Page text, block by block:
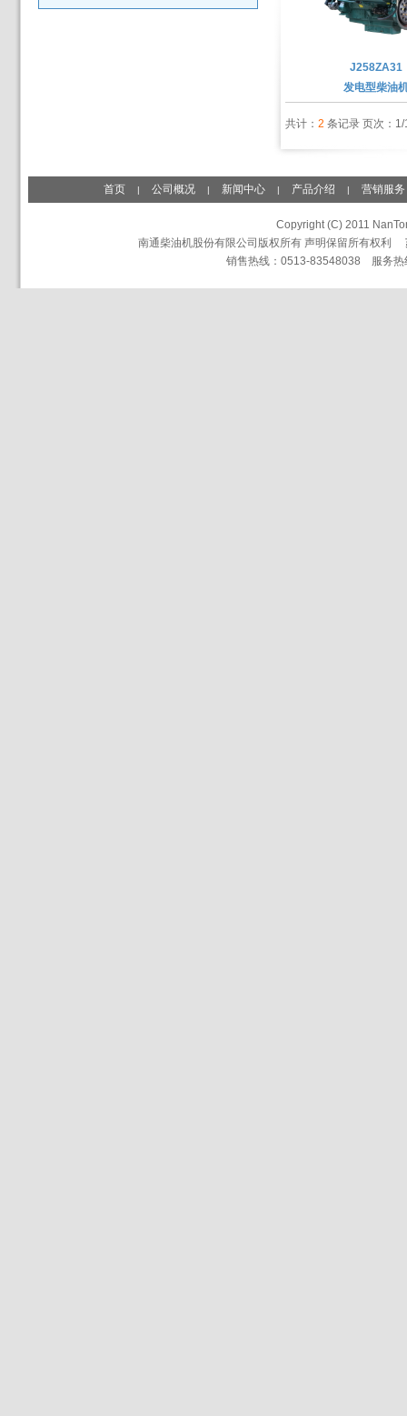
J258ZA31
发电型柴油
共计： 2 条记录 页次：
首页 | 公司概况 | 新闻中心 | 产品介绍 | 营销服务
Copyright (C) 2011
南通柴油机股份有限公司版权所有 声明保留所有权利
销售热线：0513-83548038 服务热